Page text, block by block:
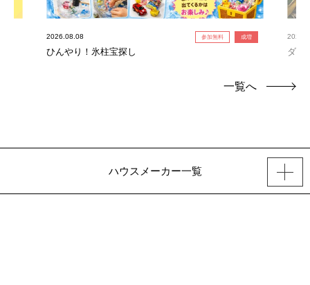
2026.08.08 参加無料 成増
ひんやり！氷柱宝探し ダイ
一覧へ
ハウスメーカー一覧